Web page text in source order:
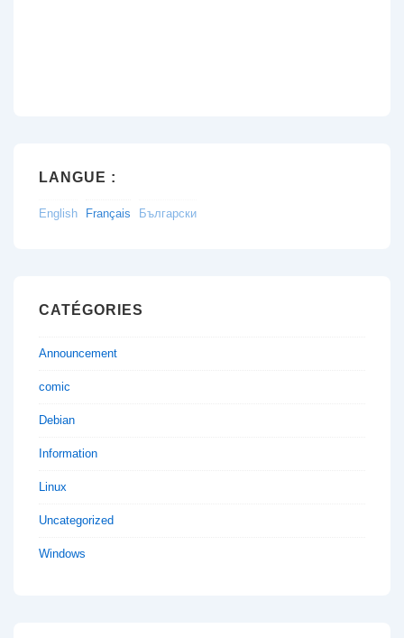
LANGUE :
English Français Български
CATÉGORIES
Announcement
comic
Debian
Information
Linux
Uncategorized
Windows